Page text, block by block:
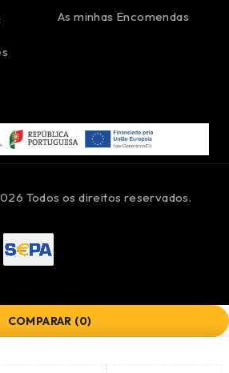
As minhas Encomendas
Todos os direitos reservados.
COMPARAR (0)